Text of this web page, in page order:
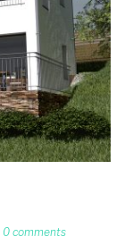
0 comments